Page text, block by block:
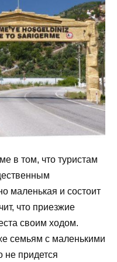
в том, что туристам
маленькая и состоит
что приезжие
своим ходом.
семьям с маленькими
не придется